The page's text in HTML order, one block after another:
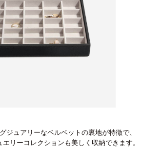
ジュアリーなベルベットの裏地が特徴で、
リーコレクションも美しく収納できます。